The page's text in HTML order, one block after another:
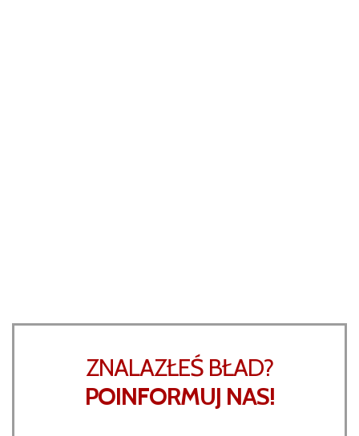
ZNALAZŁEŚ BŁAD?
POINFORMUJ NAS!